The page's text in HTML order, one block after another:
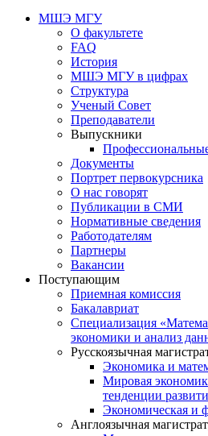
МШЭ МГУ
О факультете
FAQ
История
МШЭ МГУ в цифрах
Структура
Ученый Совет
Преподаватели
Выпускники
Документы
Портрет первокурсника
О нас говорят
Публикации в СМИ
Нормативные сведения
Работодателям
Партнеры
Вакансии
Поступающим
Приемная комиссия
Бакалавриат
Специализация
экономики и анализ
Русскоязычная
Экономика и
Мировая
тенденции
Экономическая и
Англоязычная